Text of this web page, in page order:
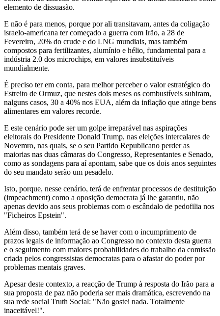
elemento de dissuasão.
E não é para menos, porque por ali transitavam, antes da coligação
israelo-americana ter começado a guerra com Irão, a 28 de
Fevereiro, 20% do crude e do LNG mundiais, mas também
compostos para fertilizantes, alumínio e hélio, fundamental para a
indústria 2.0 dos microchips, em valores insubstituíveis
mundialmente.
É preciso ter em conta, para melhor perceber o valor estratégico do
Estreito de Ormuz, que nestes dois meses os combustíveis subiram,
nalguns casos, 30 a 40% nos EUA, além da inflação que atinge bens
alimentares em valores recorde.
E este cenário pode ser um golpe irreparável nas aspirações
eleitorais do Presidente Donald Trump, nas eleições intercalares de
Novemro, nas quais, se o seu Partido Republicano perder as
maiorias nas duas câmaras do Congresso, Representantes e Senado,
como as sondagens para aí apontam, sabe que os dois anos seguintes
do seu mandato serão um pesadelo.
Isto, porque, nesse cenário, terá de enfrentar processos de destituição
(impeachment) como a oposição democrata já lhe garantiu, não
apenas devido aos seus problemas com o escândalo de pedofilia nos
"Ficheiros Epstein".
Além disso, também terá de se haver com o incumprimento de
prazos legais de informação ao Congresso no contexto desta guerra
e o seguimento com maiores probabilidades do trabalho da comissão
criada pelos congressistas democratas para o afastar do poder por
problemas mentais graves.
Apesar deste contexto, a reacção de Trump à resposta do Irão para a
sua proposta de paz não poderia ser mais dramática, escrevendo na
sua rede social Truth Social: "Não gostei nada. Totalmente
inaceitável!".